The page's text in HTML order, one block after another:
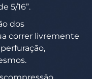
5/16”.
dos
correr livremente